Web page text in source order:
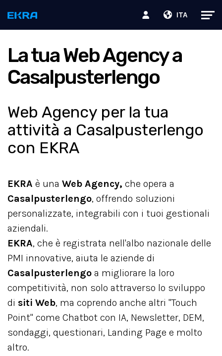
ITA
La tua Web Agency a
Casalpusterlengo
Web Agency per la tua
attività a Casalpusterlengo
con EKRA
EKRA è una Web Agency, che opera a
Casalpusterlengo, offrendo soluzioni
personalizzate, integrabili con i tuoi gestionali
aziendali.
EKRA, che è registrata nell'albo nazionale delle
PMI innovative, aiuta le aziende di
Casalpusterlengo a migliorare la loro
competitività, non solo attraverso lo sviluppo
di siti Web, ma coprendo anche altri "Touch
Point" come Chatbot con IA, Newsletter, DEM,
sondaggi, questionari, Landing Page e molto
altro.